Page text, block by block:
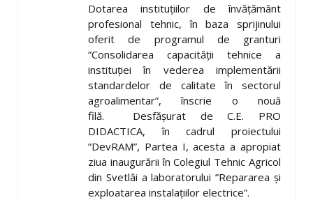
Dotarea instituțiilor de învățământ
profesional tehnic, în baza sprijinului
oferit de programul de granturi
”Consolidarea capacității tehnice a
instituției în vederea implementării
standardelor de calitate în sectorul
agroalimentar”, înscrie o nouă
filă. Desfășurat de C.E. PRO
DIDACTICA, în cadrul proiectului
”DevRAM”, Partea I, acesta a apropiat
ziua inaugurării în Colegiul Tehnic Agricol
din Svetlâi a laboratorului ”Repararea și
exploatarea instalațiilor electrice”.